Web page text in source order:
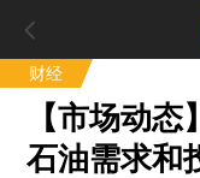
财经
【市场动
石油需求和